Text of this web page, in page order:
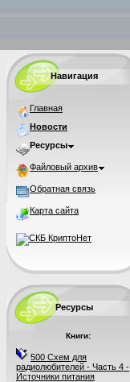
Навигация
Главная
Новости
Ресурсы
Файловый архив
Обратная связь
Карта сайта
Ресурсы
Книги:
500 Схем для
радиолюбителей - Часть 4 -
Источники питания